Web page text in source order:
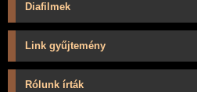
Diafilmek
Link gyűjtemény
Rólunk írták